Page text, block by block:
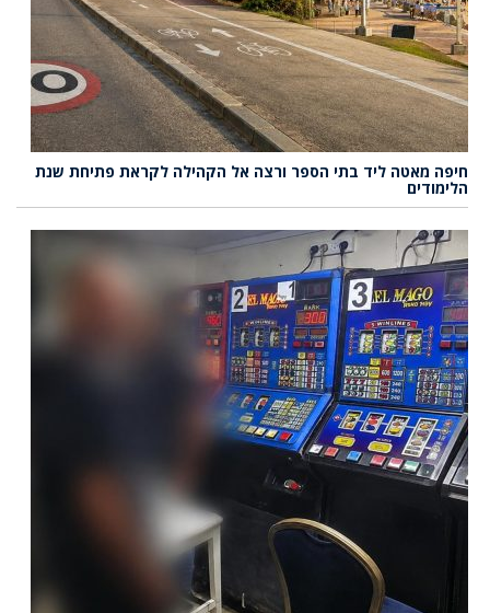
חיפה מאטה ליד בתי הספר ורצה אל הקהילה לקראת פתיחת שנת
הלימודים